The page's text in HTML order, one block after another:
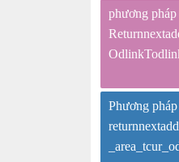
phương
Phương